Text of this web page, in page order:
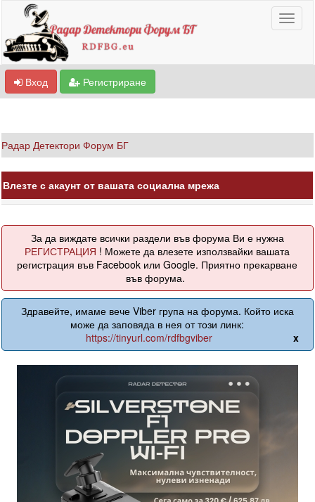
Вход Регистриране
Радар Детектори Форум БГ
Влезте с акаунт от вашата социална мрежа
За да виждате всички раздели във форума Ви е нужна
РЕГИСТРАЦИЯ ! Можете да влезете използвайки вашата
регистрация във Facebook или Google. Приятно прекарване
във форума.
Здравейте, имаме вече Viber група на форума. Който иска
може да заповяда в нея от този линк:
https://tinyurl.com/rdfbgviber
x